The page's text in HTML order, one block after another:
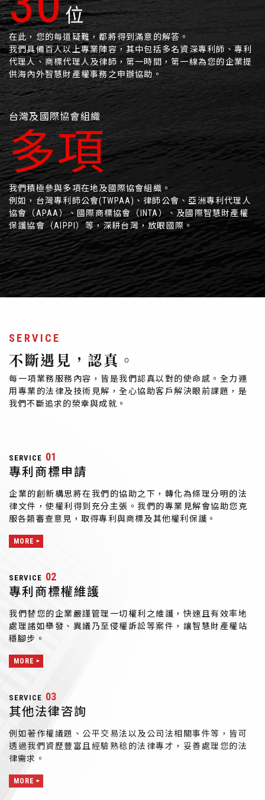
位
在此，您的每道疑難，都將得到滿意的解答。
我們具備百人以上專業陣容，其中包括多名資深專利師、專利
代理人、商標代理人及律師，第一時間，第一線為您的企業提
供海內外智慧財產權事務之申辦協助。
台灣及國際協會組織
多項
我們積極參與多項在地及國際協會組織。
例如，台灣專利師公會(TWPAA)、律師公會、亞洲專利代理人
協會（APAA）、國際商標協會（INTA）、及國際智慧財產權
保護協會（AIPPI）等，深耕台灣，放眼國際。
SERVICE
不斷遇見，認真。
每一項業務服務內容，皆是我們認真以對的使命感。全力運
用專業的法律及技術見解，全心協助客戶解決眼前課題，是
我們不斷追求的榮幸與成就。
SERVICE 01
專利商標申請
企業的創新構思將在我們的協助之下，轉化為條理分明的法
律文件，使權利得到充分主張。我們的專業見解會協助您克
服各類審查意見，取得專利與商標及其他權利保護。
MORE
SERVICE 02
專利商標權維護
我們替您的企業嚴謹管理一切權利之維護，快速且有效率地
處理諸如舉發、異議乃至侵權訴訟等案件，讓智慧財產權站
穩腳步。
MORE
SERVICE 03
其他法律咨詢
例如著作權議題、公平交易法以及公司法相關事件等，皆可
透過我們資歷豐富且經驗熟稔的法律專才，妥善處理您的法
律需求。
MORE